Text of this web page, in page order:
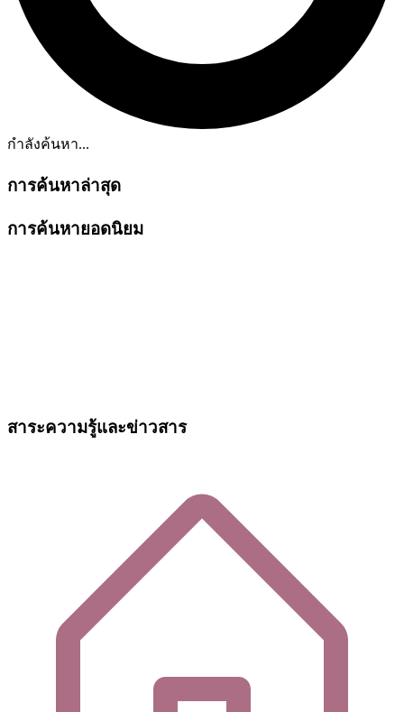
กำลังค้นหา...
การค้นหาล่าสุด
การค้นหายอดนิยม
สาระความรู้และข่าวสาร